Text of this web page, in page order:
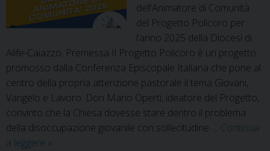
dell’Animatore di Comunità
del Progetto Policoro per
l’anno 2025 della Diocesi di
Alife-Caiazzo. Premessa Il Progetto Policoro è un progetto
promosso dalla Conferenza Episcopale Italiana che pone al
centro della propria attenzione pastorale il tema Giovani,
Vangelo e Lavoro. Don Mario Operti, ideatore del Progetto,
convinto che la Chiesa dovesse stare dentro il problema
della disoccupazione giovanile con sollecitudine … Continua
a leggere Richiesta
»